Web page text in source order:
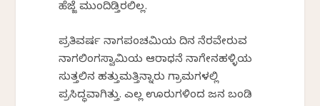
ಹೆಜ್ಜೆ ಮುಂದಿಡ್ತಿರಲಿಲ್ಲ.
ಪ್ರತಿವರ್ಷ ನಾಗಪಂಚಮಿಯ ದಿನ ನೆರವೇರುವ
ನಾಗಲಿಂಗಸ್ವಾಮಿಯ ಆರಾಧನೆ ನಾಗೇನಹಳ್ಳಿಯ
ಸುತ್ತಲಿನ ಹತ್ತುಮತ್ತಿನ್ನಾರು ಗ್ರಾಮಗಳಲ್ಲಿ
ಪ್ರಸಿದ್ಧವಾಗಿತ್ತು. ಎಲ್ಲ ಊರುಗಳಿಂದ ಜನ ಬಂಡಿ